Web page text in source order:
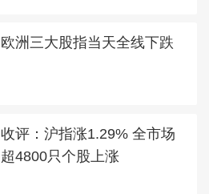
欧洲三大股指当天全线下跌
收评：沪指涨1.29% 全市场
超4800只个股上涨